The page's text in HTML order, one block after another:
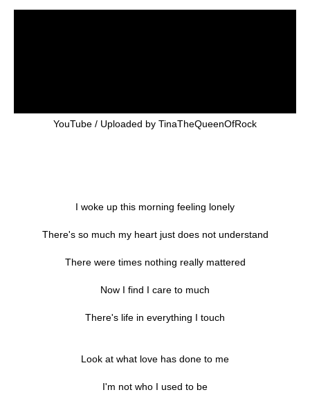
YouTube / Uploaded by TinaTheQueenOfRock
I woke up this morning feeling lonely
There's so much my heart just does not understand
There were times nothing really mattered
Now I find I care to much
There's life in everything I touch
Look at what love has done to me
I'm not who I used to be